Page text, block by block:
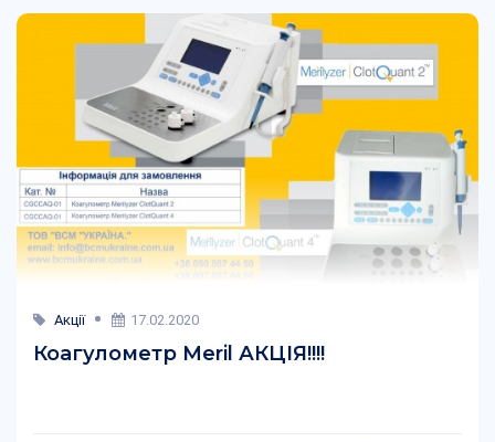
Акції 17.02.2020
Коагулометр Meril АКЦІЯ!!!!